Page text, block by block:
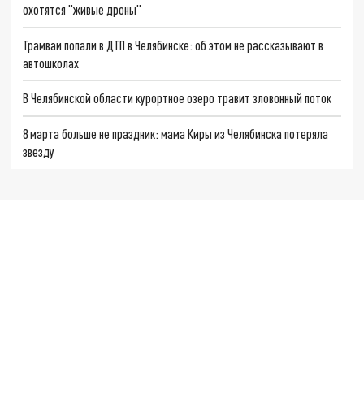
охотятся "живые дроны"
Трамваи попали в ДТП в Челябинске: об этом не рассказывают в
автошколах
В Челябинской области курортное озеро травит зловонный поток
8 марта больше не праздник: мама Киры из Челябинска потеряла
звезду